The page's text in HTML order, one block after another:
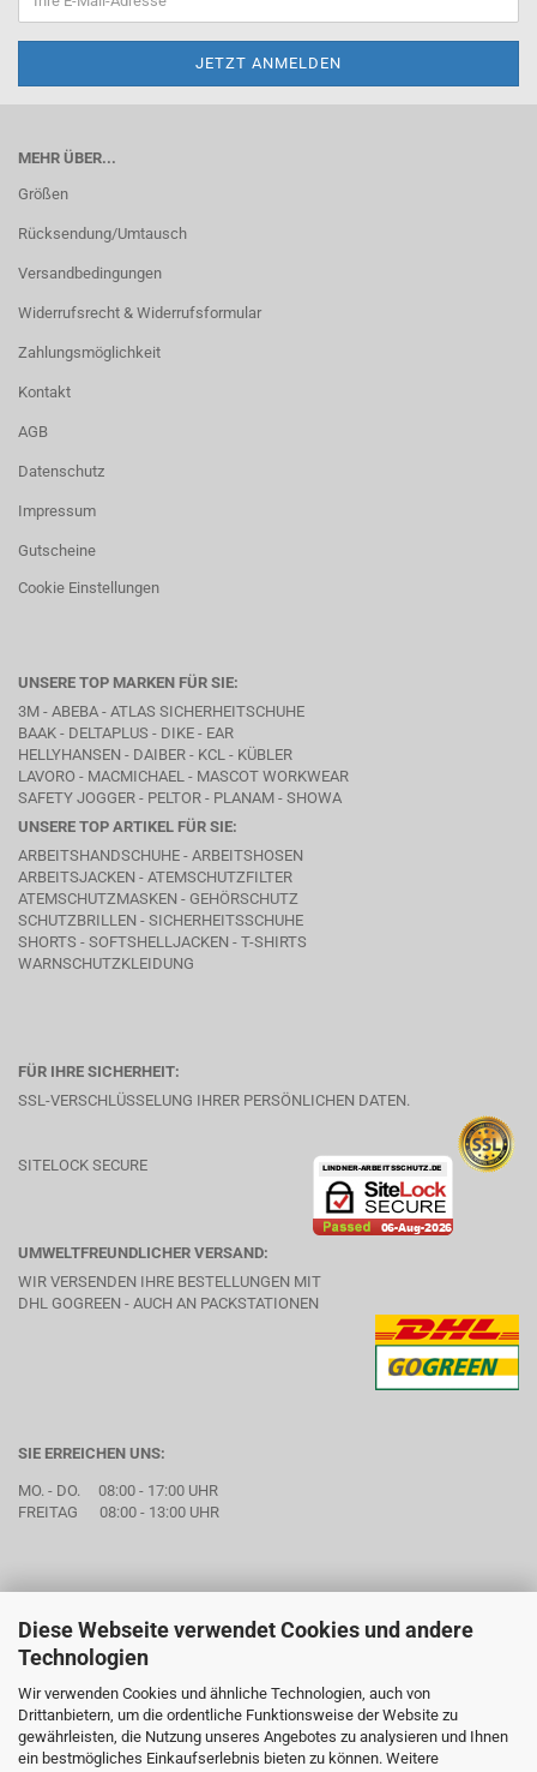
Diese Webseite verwendet Cookies und andere
Technologien
Wir verwenden Cookies und ähnliche Technologien, auch von
Drittanbietern, um die ordentliche Funktionsweise der Website zu
gewährleisten, die Nutzung unseres Angebotes zu analysieren und Ihnen
ein bestmögliches Einkaufserlebnis bieten zu können. Weitere
MEHR ÜBER...
Größen
Rücksendung/Umtausch
Versandbedingungen
Widerrufsrecht & Widerrufsformular
Zahlungsmöglichkeit
Kontakt
AGB
Datenschutz
Impressum
Gutscheine
Cookie Einstellungen
UNSERE TOP MARKEN FÜR SIE:
3M - ABEBA - ATLAS SICHERHEITSCHUHE
BAAK - DELTAPLUS - DIKE - EAR
HELLYHANSEN - DAIBER - KCL - KÜBLER
LAVORO - MACMICHAEL - MASCOT WORKWEAR
SAFETY JOGGER - PELTOR - PLANAM - SHOWA
UNSERE TOP ARTIKEL FÜR SIE:
ARBEITSHANDSCHUHE - ARBEITSHOSEN
ARBEITSJACKEN - ATEMSCHUTZFILTER
ATEMSCHUTZMASKEN - GEHÖRSCHUTZ
SCHUTZBRILLEN - SICHERHEITSSCHUHE
SHORTS - SOFTSHELLJACKEN - T-SHIRTS
WARNSCHUTZKLEIDUNG
FÜR IHRE SICHERHEIT:
SSL-VERSCHLÜSSELUNG IHRER PERSÖNLICHEN DATEN.
SITELOCK SECURE
UMWELTFREUNDLICHER VERSAND:
WIR VERSENDEN IHRE BESTELLUNGEN MIT
DHL GOGREEN - AUCH AN PACKSTATIONEN
SIE ERREICHEN UNS:
MO. - DO. 08:00 - 17:00 UHR
FREITAG 08:00 - 13:00 UHR